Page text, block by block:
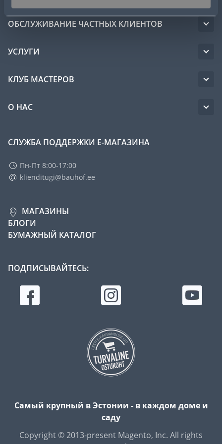
ОБСЛУЖИВАНИЕ ЧАСТНЫХ КЛИЕНТОВ
УСЛУГИ
КЛУБ МАСТЕРОВ
О НАС
СЛУЖБА ПОДДЕРЖКИ Е-МАГАЗИНА
Пн-Пт 8:00-17:00
klienditugi@bauhof.ee
МАГАЗИНЫ
БЛОГИ
БУМАЖНЫЙ КАТАЛОГ
ПОДПИСЫВАЙТЕСЬ:
Самый крупный в Эстонии - в каждом доме и
саду
Copyright © 2013-present Magento, Inc. All rights